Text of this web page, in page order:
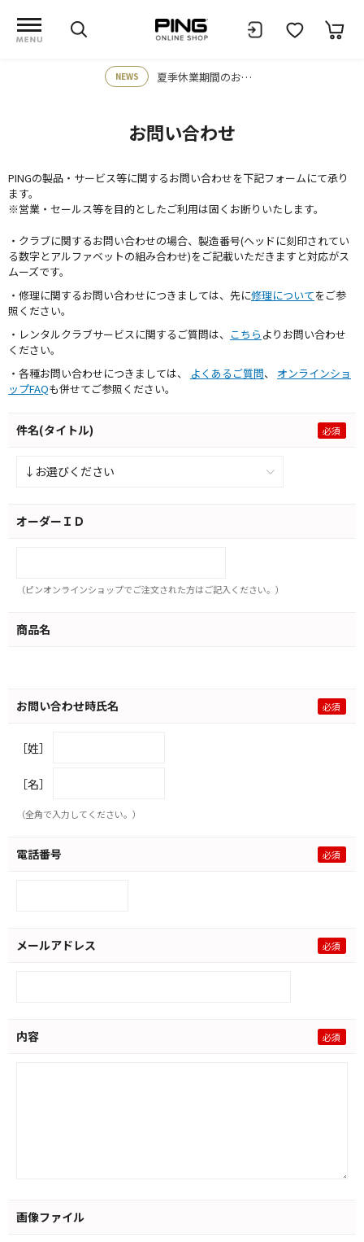
NEWS 夏季休業期間のお知らせ
お問い合わせ
PINGの製品・サービス等に関するお問い合わせを下記フォームにて承り
ます。
※営業・セールス等を目的としたご利用は固くお断りいたします。
・クラブに関するお問い合わせの場合、製造番号(ヘッドに刻印されてい
る数字とアルファベットの組み合わせ)をご記載いただきますと対応がス
ムーズです。
・修理に関するお問い合わせにつきましては、先に修理についてをご参
照ください。
・レンタルクラブサービスに関するご質問は、 こちら よりお問い合わせ
ください。
・各種お問い合わせにつきましては、
よくあるご質問、 オンラインショ
ップFAQも併せてご参照ください。
件名(タイトル)
オーダーＩＤ
（ピンオンラインショップでご注文された方はご記入ください。）
商品名
お問い合わせ時氏名
［姓］
［名］
（全角で入力してください。）
電話番号
メールアドレス
内容
画像ファイル